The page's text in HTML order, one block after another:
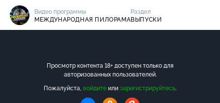
Видео программы
МЕЖДУНАРОДНАЯ ПИЛОРАМА
Раздел
ВЫПУСКИ
Просмотр контента 18+ доступен только для
авторизованных пользователей.
Пожалуйста, войдите или зарегистрируйтесь.